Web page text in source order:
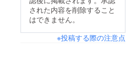
された内容を削除すること
はできません。
※投稿する際の注意点